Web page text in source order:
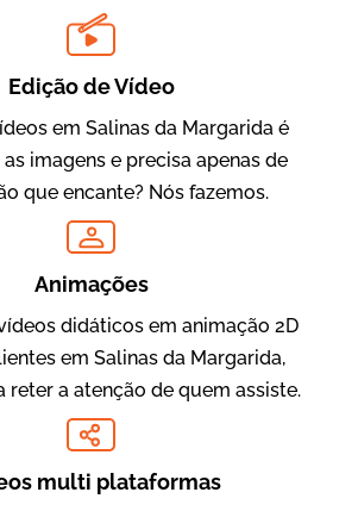
Oftalmocare
Vídeo Institucional
Amigo Edu
Edição de Vídeo
em Salinas da Margarida é
as imagens e precisa apenas de
que encante? Nós fazemos.
Animações
didáticos em animação 2D
em Salinas da Margarida,
reter a atenção de quem assiste.
multi plataformas